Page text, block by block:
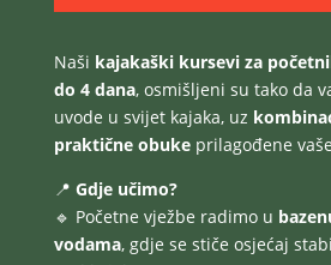
Naši kajakaški kursevi za
do 4 dana, osmišljeni su tako da
uvode u svijet kajaka, uz
praktične obukeprilagođene
📍 Gdje učimo?
🔹 Početne vježbe radimo u
vodama, gdje se stiče osjećaj